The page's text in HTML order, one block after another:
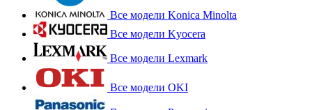
Все модели Konica Minolta
Все модели Kyocera
Все модели Lexmark
Все модели OKI